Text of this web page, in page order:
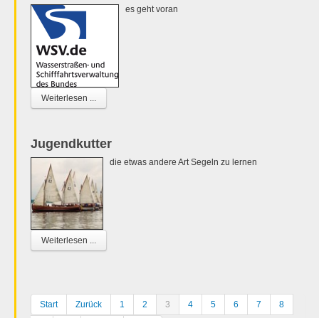
es geht voran
Weiterlesen ...
Jugendkutter
die etwas andere Art Segeln zu lernen
Weiterlesen ...
Start Zurück 1 2 3 4 5 6 7 8